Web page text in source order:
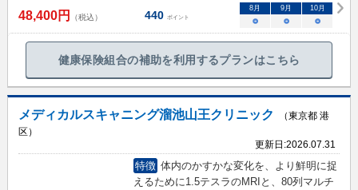
48,400円 （税込） 440 ポイント
8月 9月 10月
○ ○ ○
健康保険組合の補助を利用するプランはこちら
メディカルスキャニング溜池山王クリニック
（東京都 港
区）
更新日:2026.07.31
特徴 体内のかすかな変化を、より鮮明に捉
えるために1.5テスラのMRIと、80列マルチ